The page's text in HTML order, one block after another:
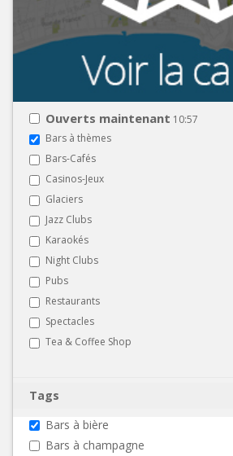
Ouverts maintenant 10:57
Bars à thèmes
Bars-Cafés
Casinos-Jeux
Glaciers
Jazz Clubs
Karaokés
Night Clubs
Pubs
Restaurants
Spectacles
Tea & Coffee Shop
Tags
Bars à bière
Bars à champagne